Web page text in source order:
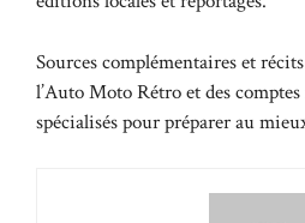
Sources complémentaires et
l’Auto Moto Rétroet des
spécialisés pour préparer au